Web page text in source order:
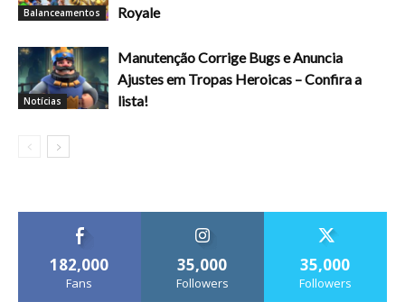
Balanceamentos
Royale
Notícias
Manutenção Corrige Bugs e Anuncia
Ajustes em Tropas Heroicas – Confira a
lista!
182,000
Fans
35,000
Followers
35,000
Followers